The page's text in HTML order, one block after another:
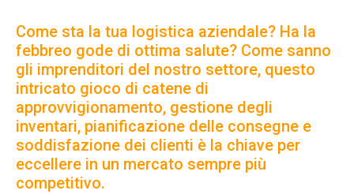
Come sta la tua logistica aziendale? Ha la
febbreo gode di ottima salute? Come sanno
gli imprenditori del nostro settore, questo
intricato gioco di catene di
approvvigionamento, gestione degli
inventari, pianificazione delle consegne e
soddisfazione dei clienti è la chiave per
eccellere in un mercato sempre più
competitivo.